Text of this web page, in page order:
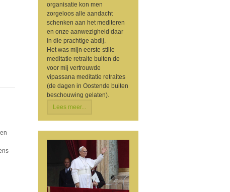
organisatie kon men
zorgeloos alle aandacht
schenken aan het mediteren
en onze aanwezigheid daar
in die prachtige abdij.
Het was mijn eerste stille
meditatie retraite buiten de
voor mij vertrouwde
vipassana meditatie retraites
(de dagen in Oostende buiten
beschouwing gelaten).
Lees meer...